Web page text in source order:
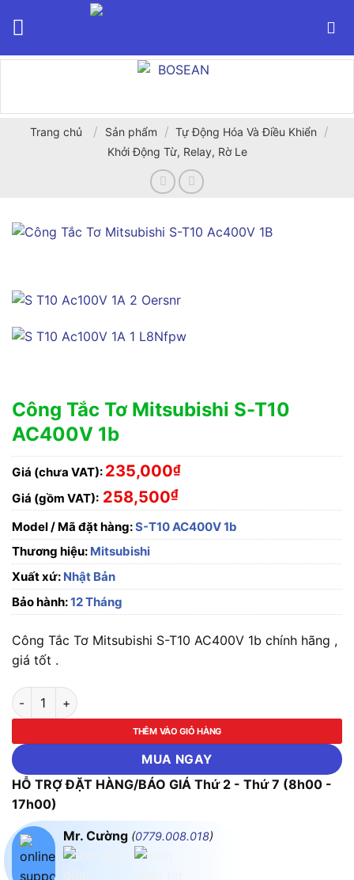
Trang chủ / Sản phẩm / Tự Động Hóa Và Điều Khiển /
Khởi Động Từ, Relay, Rờ Le
Công Tắc Tơ Mitsubishi S-T10
AC400V 1b
Giá (chưa VAT): 235,000₫
Giá (gồm VAT): 258,500₫
Model / Mã đặt hàng:S-T10 AC400V 1b
Thương hiệu: Mitsubishi
Xuất xứ: Nhật Bản
Bảo hành:12 Tháng
Công Tắc Tơ Mitsubishi S-T10 AC400V 1b chính hãng ,
giá tốt .
Công Tắc Tơ Mitsubishi S-T10 AC400V 1b số lượng
THÊM VÀO GIỎ HÀNG
MUA NGAY
HỖ TRỢ ĐẶT HÀNG/BÁO GIÁ Thứ 2 - Thứ 7 (8h00 -
17h00)
Mr. Cường (0779.008.018)